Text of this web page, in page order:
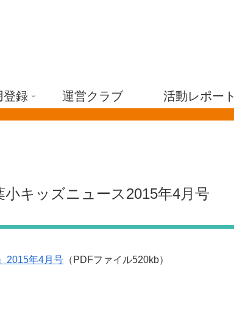
登録 運営クラブ 活動レポート
小キッズニュース2015年4月号
2015年4月号 （PDFファイル520kb）